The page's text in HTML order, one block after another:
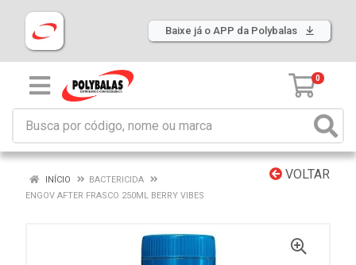
Baixe já o APP da Polybalas
0
VOLTAR
INÍCIO
BACTERICIDA
ENGOV AFTER FRASCO 250ML BERRY VIBES